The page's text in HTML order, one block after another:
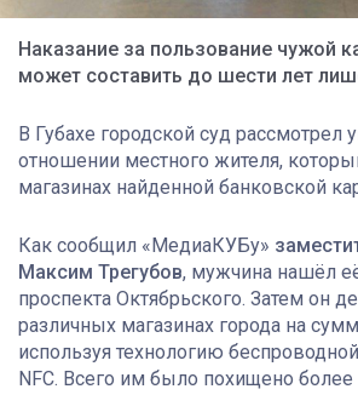
Наказание за пользование чужой
может составить до шести лет
В Губахе городской суд рассмотрел
отношении местного жителя,
магазинах найденной банковской
Как сообщил «МедиаКУБу»
Максим Трегубов, мужчина нашёл
проспекта Октябрьского. Затем он
различных магазинах города на
используя технологию
NFC. Всего им было похищено более